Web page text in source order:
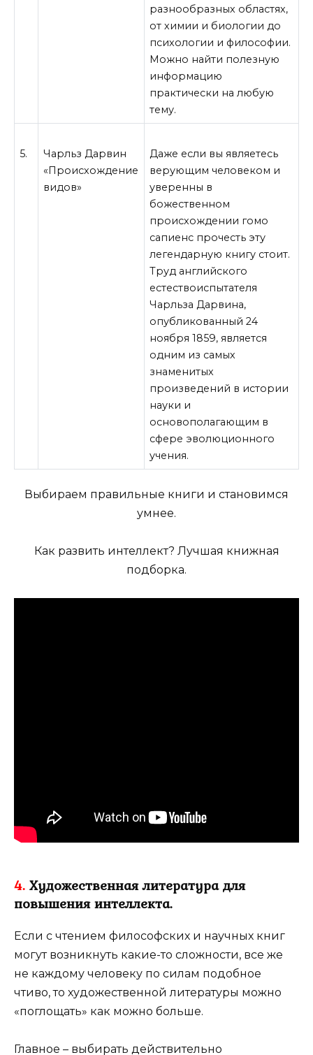
разнообразных областях,
от химии и биологии до
психологии и философии.
Можно найти полезную
информацию
практически на любую
тему.
5.
Чарльз Дарвин
«Происхождение
видов»
Даже если вы являетесь
верующим человеком и
уверенны в
божественном
происхождении гомо
сапиенс прочесть эту
легендарную книгу стоит.
Труд английского
естествоиспытателя
Чарльза Дарвина,
опубликованный 24
ноября 1859, является
одним из самых
знаменитых
произведений в истории
науки и
основополагающим в
сфере эволюционного
учения.
Выбираем правильные книги и становимся
умнее.
Как развить интеллект? Лучшая книжная
подборка.
4. Художественная литература для
повышения интеллекта.
Если с чтением философских и научных книг
могут возникнуть какие-то сложности, все же
не каждому человеку по силам подобное
чтиво, то художественной литературы можно
«поглощать» как можно больше.
Главное – выбирать действительно